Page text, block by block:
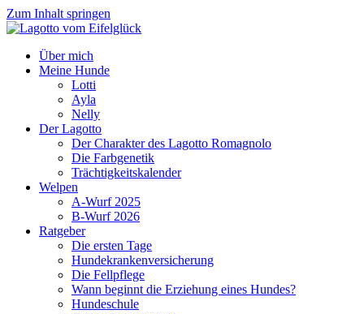
Zum Inhalt springen
Über mich
Meine Hunde
Lotti
Ayla
Nelly
Der Lagotto
Der Charakter des Lagotto Romagnolo
Die Farbgenetik
Trächtigkeitskalender
Welpen
A-Wurf 2025
B-Wurf 2026
Ratgeber
Die ersten Tage
Hundekrankenversicherung
Die Fellpflege
Wann beginnt die Erziehung eines Hundes?
Hundeschule